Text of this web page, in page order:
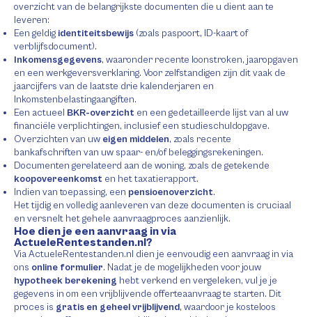
overzicht van de belangrijkste documenten die u dient aan te
leveren:
Een geldig identiteitsbewijs (zoals paspoort, ID-kaart of
verblijfsdocument).
Inkomensgegevens, waaronder recente loonstroken, jaaropgaven
en een werkgeversverklaring. Voor zelfstandigen zijn dit vaak de
jaarcijfers van de laatste drie kalenderjaren en
Inkomstenbelastingaangiften.
Een actueel BKR-overzicht en een gedetailleerde lijst van al uw
financiële verplichtingen, inclusief een studieschuldopgave.
Overzichten van uw eigen middelen, zoals recente
bankafschriften van uw spaar- en/of beleggingsrekeningen.
Documenten gerelateerd aan de woning, zoals de getekende
koopovereenkomst en het taxatierapport.
Indien van toepassing, een pensioenoverzicht.
Het tijdig en volledig aanleveren van deze documenten is cruciaal
en versnelt het gehele aanvraagproces aanzienlijk.
Hoe dien je een aanvraag in via
ActueleRentestanden.nl?
Via ActueleRentestanden.nl dien je eenvoudig een aanvraag in via
ons online formulier. Nadat je de mogelijkheden voor jouw
hypotheek berekening hebt verkend en vergeleken, vul je je
gegevens in om een vrijblijvende offerteaanvraag te starten. Dit
proces is gratis en geheel vrijblijvend, waardoor je kosteloos